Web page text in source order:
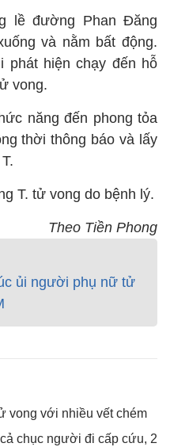
lề đường Phan Đăng
và nằm bất động.
phát hiện chạy đến hỗ
vong.
năng đến phong tỏa
thời thông báo và lấy
T. tử vong do bệnh lý.
Theo Tiền Phong
ủi người phụ nữ tử
vong với nhiều vết chém
chục người đi cấp cứu, 2